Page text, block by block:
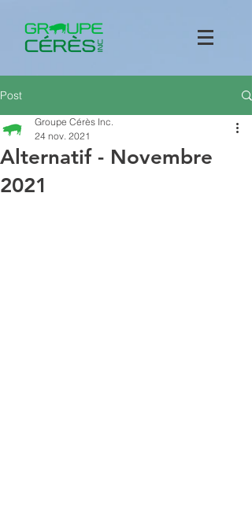
Post
Alternatif - Novembre
2021
Groupe Cérès Inc.
24 nov. 2021